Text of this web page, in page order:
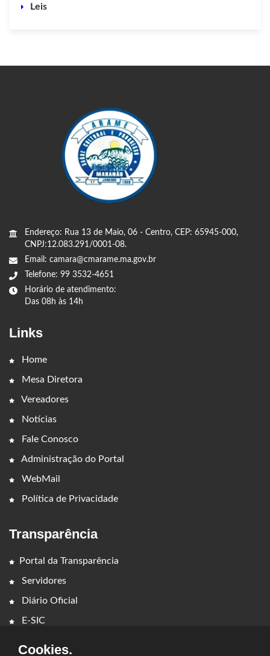
Leis
Endereço: Rua 13 de Maio, 06 - Centro, CEP: 65945-000,
CNPJ:12.083.291/0001-08.
Email: camara@cmarame.ma.gov.br
Telefone: 99 3532-4651
Horário de atendimento:
Das 08h às 14h
Links
Home
Mesa Diretora
Vereadores
Notícias
Fale Conosco
Administração do Portal
WebMail
Política de Privacidade
Transparência
Portal da Transparência
Servidores
Diário Oficial
E-SIC
Cookies.